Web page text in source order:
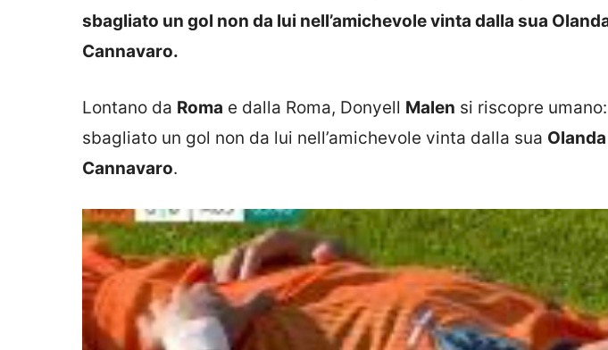
sbagliato un gol non da lui nell’amichevole vinta dalla sua
Cannavaro.
Lontano da Roma e dalla Roma, Donyell Malen si riscopre
sbagliato un gol non da lui nell’amichevole vinta dalla sua Olanda
Cannavaro.